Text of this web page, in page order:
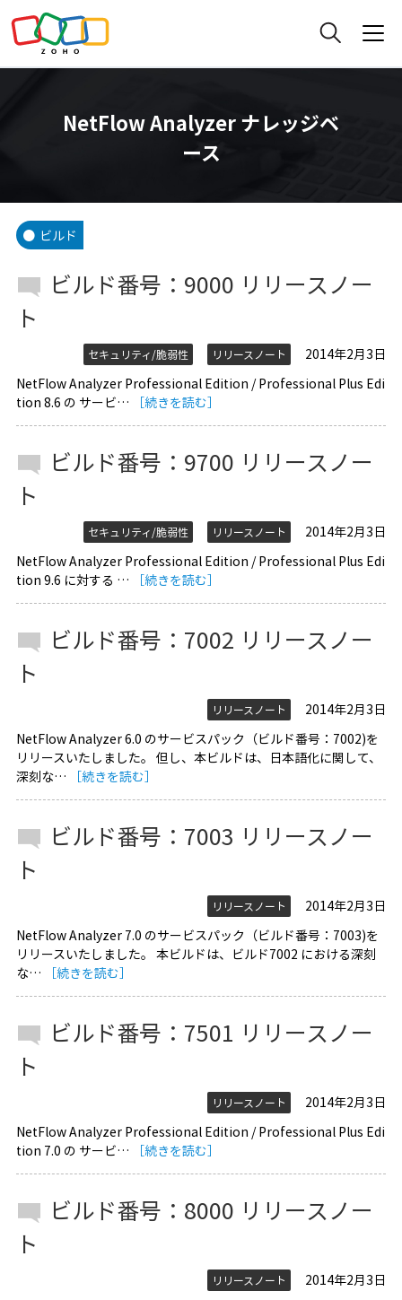
NetFlow Analyzer ナレッジベ
ース
ビルド
ビルド番号：9000 リリースノー
ト
セキュリティ/脆弱性 リリースノート
2014年2月3日
NetFlow Analyzer Professional Edition / Professional Plus Edi
tion 8.6 の サービ…
［続きを読む］
ビルド番号：9700 リリースノー
ト
セキュリティ/脆弱性 リリースノート
2014年2月3日
NetFlow Analyzer Professional Edition / Professional Plus Edi
tion 9.6 に対する …
［続きを読む］
ビルド番号：7002 リリースノー
ト
リリースノート
2014年2月3日
NetFlow Analyzer 6.0 のサービスパック（ビルド番号：7002)を
リリースいたしました。 但し、本ビルドは、日本語化に関して、
深刻な…
［続きを読む］
ビルド番号：7003 リリースノー
ト
リリースノート
2014年2月3日
NetFlow Analyzer 7.0 のサービスパック（ビルド番号：7003)を
リリースいたしました。 本ビルドは、ビルド7002 における深刻
な…
［続きを読む］
ビルド番号：7501 リリースノー
ト
リリースノート
2014年2月3日
NetFlow Analyzer Professional Edition / Professional Plus Edi
tion 7.0 の サービ…
［続きを読む］
ビルド番号：8000 リリースノー
ト
リリースノート
2014年2月3日